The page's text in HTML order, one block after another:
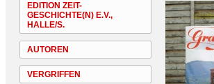
EDITION ZEIT-
GESCHICHTE(N) E.V.,
HALLE/S.
AUTOREN
VERGRIFFEN